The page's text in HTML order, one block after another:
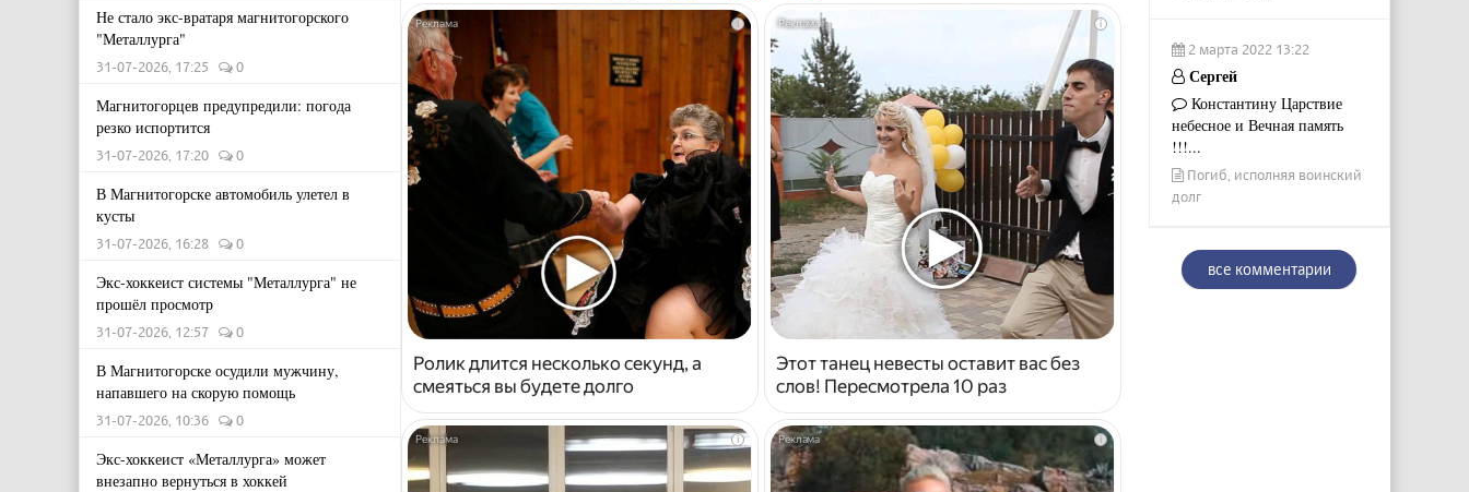
Не стало экс-вратаря магнитогорского
"Металлурга"
31-07-2026, 17:25 0
Магнитогорцев предупредили: погода
резко испортится
31-07-2026, 17:20 0
В Магнитогорске автомобиль улетел в
кусты
31-07-2026, 16:28 0
Экс-хоккеист системы "Металлурга" не
прошёл просмотр
31-07-2026, 12:57 0
В Магнитогорске осудили мужчину,
напавшего на скорую помощь
31-07-2026, 10:36 0
Экс-хоккеист «Металлурга» может
внезапно вернуться в хоккей
i
Ролик длится несколько секунд, а
смеяться вы будете долго
i
Этот танец невесты оставит вас без
слов! Пересмотрела 10 раз
i i
2 марта 2022 13:22
Сергей
Константину Царствие
небесное и Вечная память
!!!...
Погиб, исполняя воинский
долг
все комментарии